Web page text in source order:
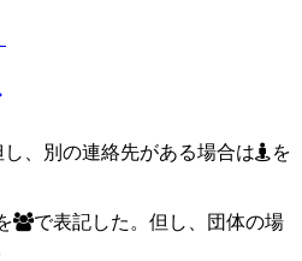
、別の連絡先がある場合は
を
で表記した。但し、団体の場